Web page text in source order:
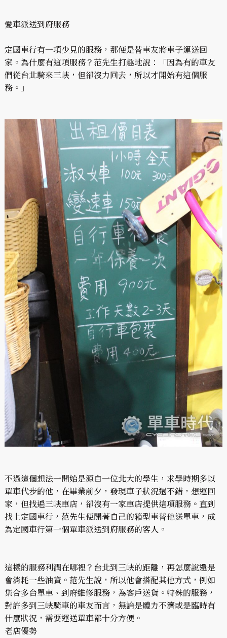
愛車派送到府服務
定國車行有一項少見的服務，那便是替車友將車子運送回
家。為什麼有這項服務？范先生打趣地說：「因為有的車友
們從台北騎來三峽，但卻沒力回去，所以才開始有這個服
務。」
不過這個想法一開始是源自一位北大的學生，求學時期多以
單車代步的他，在畢業前夕，發現車子狀況還不錯，想運回
家，但找遍三峽車店，卻沒有一家車店提供這項服務。直到
找上定國車行，范先生便開著自己的箱型車替他送單車，成
為定國車行第一個單車派送到府服務的客人。
這樣的服務利潤在哪裡？台北到三峽的距離，再怎麼說還是
會消耗一些油資。范先生說，所以他會搭配其他方式，例如
集合多台單車、到府維修服務，為客戶送貨。特殊的服務，
對許多到三峽騎車的車友而言，無論是體力不濟或是臨時有
什麼狀況，需要運送單車都十分方便。
老店優勢